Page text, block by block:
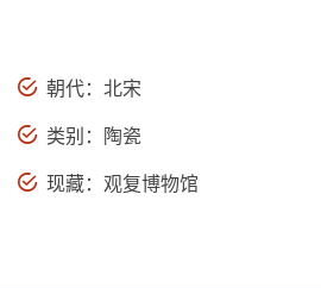
朝代：北宋
类别：陶瓷
现藏：观复博物馆